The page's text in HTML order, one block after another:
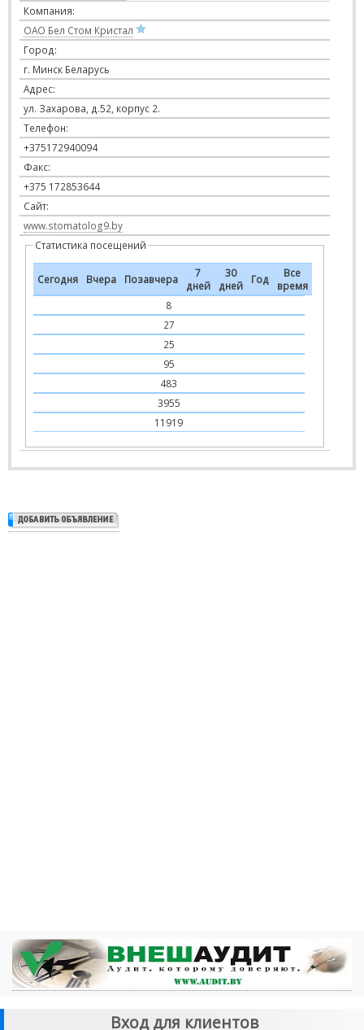
Компания:
ОАО Бел Стом Кристал
Город:
г. Минск Беларусь
Адрес:
ул. Захарова, д.52, корпус 2.
Телефон:
+375172940094
Факс:
+375 172853644
Сайт:
www.stomatolog9.by
Статистика посещений
Сегодня Вчера Позавчера
7
дней
30
дней
Год
Все
время
8
27
25
95
483
3955
11919
Вход для клиентов